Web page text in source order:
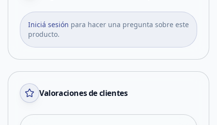
Iniciá sesión para hacer una pregunta sobre este
producto.
Valoraciones de clientes